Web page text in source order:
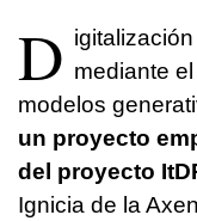
D mediante
modelos
un proyecto
del proyecto
Ignicia de la